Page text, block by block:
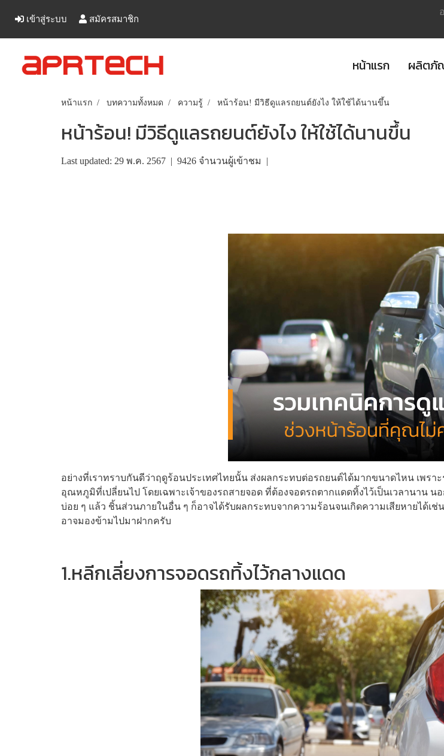
เข้าสู่ระบบ สมัครสมาชิก
หน้าแรก ผลิตภั
หน้าแรก บทความทั้งหมด ความรู้ หน้าร้อน! มีวิธีดูแลรถยนต์ยังไง ให้ใช้ได้นานขึ้น
หน้าร้อน! มีวิธีดูแลรถยนต์ยังไง ให้ใช้ได้นานขึ้น
Last updated: 29 พ.ค. 2567 | 9426 จำนวนผู้เข้าชม |
อย่างที่เราทราบกันดีว่าฤดูร้อนประเทศไทยนั้น ส่งผลกระทบต่อรถยนต์ได้มากขนาดไหน เพร
อุณหภูมิที่เปลี่ยนไป โดยเฉพาะเจ้าของรถสายจอด ที่ต้องจอดรถตากแดดทิ้งไว้เป็นเวลานาน น
บ่อย ๆ แล้ว ชิ้นส่วนภายในอื่น ๆ ก็อาจได้รับผลกระทบจากความร้อนจนเกิดความเสียหายได้
อาจมองข้ามไปมาฝากครับ
1.หลีกเลี่ยงการจอดรถทิ้งไว้กลางแดด